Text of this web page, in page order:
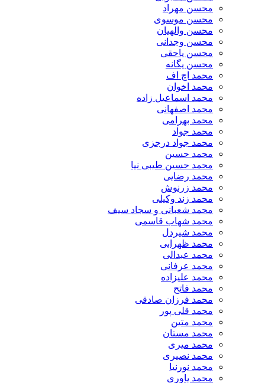
محسن مهراد
محسن موسوی
محسن والهیان
محسن وجدانی
محسن یاحقی
محسن یگانه
محمد اچ اف
محمد اخوان
محمد اسماعیل زاده
محمد اصفهانی
محمد بهرامی
محمد جواد
محمد جواد درجزی
محمد حسین
محمد حسین طیبی نیا
محمد رضایی
محمد زرنوش
محمد زند وکیلی
محمد شعبانی و سجاد سیف
محمد شهاب قاسمی
​محمد شیردل
محمد ظهرابی
محمد عبدالی
محمد عرفانی
محمد علیزاده
محمد فاتح
محمد فرزان صادقی
محمد قلی پور
محمد متین
محمد مستان
محمد میری
محمد نصیری
محمد نورنیا
محمد یاوری